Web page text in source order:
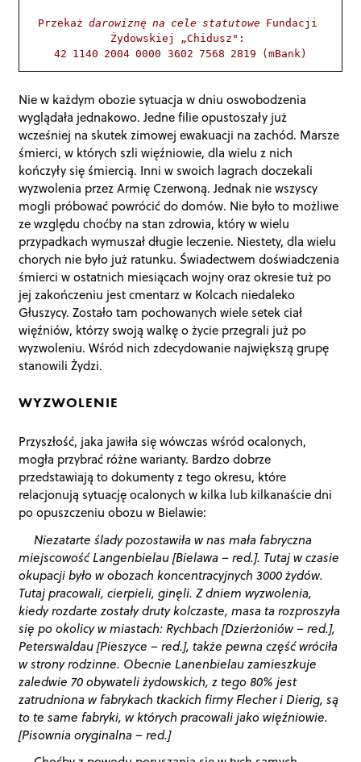
Przekaż darowiznę na cele statutowe Fundacji
Żydowskiej „Chidusz":
42 1140 2004 0000 3602 7568 2819 (mBank)
Nie w każdym obozie sytuacja w dniu oswobodzenia
wyglądała jednakowo. Jedne filie opustoszały już
wcześniej na skutek zimowej ewakuacji na zachód. Marsze
śmierci, w których szli więźniowie, dla wielu z nich
kończyły się śmiercią. Inni w swoich lagrach doczekali
wyzwolenia przez Armię Czerwoną. Jednak nie wszyscy
mogli próbować powrócić do domów. Nie było to możliwe
ze względu choćby na stan zdrowia, który w wielu
przypadkach wymuszał długie leczenie. Niestety, dla wielu
chorych nie było już ratunku. Świadectwem doświadczenia
śmierci w ostatnich miesiącach wojny oraz okresie tuż po
jej zakończeniu jest cmentarz w Kolcach niedaleko
Głuszycy. Zostało tam pochowanych wiele setek ciał
więźniów, którzy swoją walkę o życie przegrali już po
wyzwoleniu. Wśród nich zdecydowanie największą grupę
stanowili Żydzi.
WYZWOLENIE
Przyszłość, jaka jawiła się wówczas wśród ocalonych,
mogła przybrać różne warianty. Bardzo dobrze
przedstawiają to dokumenty z tego okresu, które
relacjonują sytuację ocalonych w kilka lub kilkanaście dni
po opuszczeniu obozu w Bielawie:
Niezatarte ślady pozostawiła w nas mała fabryczna
miejscowość Langenbielau [Bielawa – red.]. Tutaj w czasie
okupacji było w obozach koncentracyjnych 3000 żydów.
Tutaj pracowali, cierpieli, ginęli. Z dniem wyzwolenia,
kiedy rozdarte zostały druty kolczaste, masa ta rozproszyła
się po okolicy w miastach: Rychbach [Dzierżoniów – red.],
Peterswaldau [Pieszyce – red.], także pewna część wróciła
w strony rodzinne. Obecnie Lanenbielau zamieszkuje
zaledwie 70 obywateli żydowskich, z tego 80% jest
zatrudniona w fabrykach tkackich firmy Flecher i Dierig, są
to te same fabryki, w których pracowali jako więźniowie.
[Pisownia oryginalna – red.]